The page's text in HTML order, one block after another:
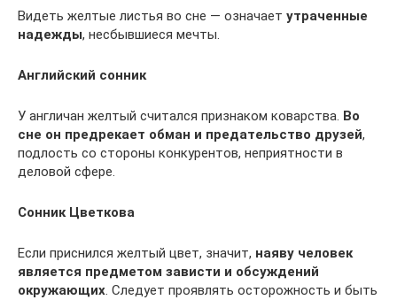
Видеть желтые листья во сне — означает утраченные
надежды, несбывшиеся мечты.
Английский сонник
У англичан желтый считался признаком коварства. Во
сне он предрекает обман и предательство друзей,
подлость со стороны конкурентов, неприятности в
деловой сфере.
Сонник Цветкова
Если приснился желтый цвет, значит, наяву человек
является предметом зависти и обсуждений
окружающих. Следует проявлять осторожность и быть